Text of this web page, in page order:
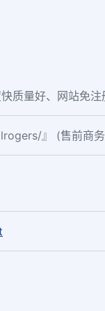
质量好、网站免
』 (售前商